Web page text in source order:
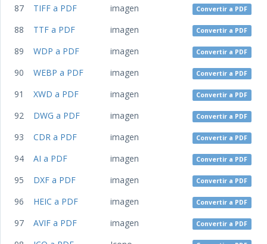
87 TIFF a PDF imagen Convertir a PDF
88 TTF a PDF imagen Convertir a PDF
89 WDP a PDF imagen Convertir a PDF
90 WEBP a PDF imagen Convertir a PDF
91 XWD a PDF imagen Convertir a PDF
92 DWG a PDF imagen Convertir a PDF
93 CDR a PDF imagen Convertir a PDF
94 AI a PDF imagen Convertir a PDF
95 DXF a PDF imagen Convertir a PDF
96 HEIC a PDF imagen Convertir a PDF
97 AVIF a PDF imagen Convertir a PDF